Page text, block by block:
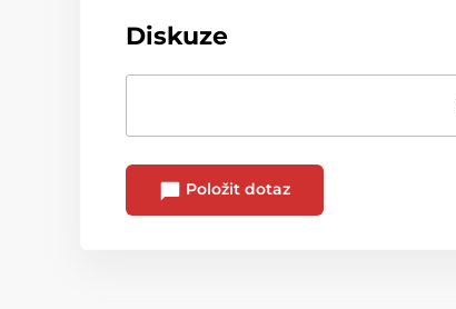
Diskuze
Položit dotaz